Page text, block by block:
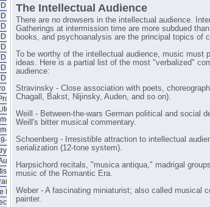
ETC
ETC
ETC
ETC
ETC
ETC
ETC
ETC
Profile 1
Profile 2
01-c
Notes
1959
Index
systems
Decibel-Fact
und Patente
The Intellectual Audience
There are no drowsers in the intellectual audience.
Gatherings at intermission time are more subdued
books, and psychoanalysis are the principal topics of
To be worthy of the intellectual audience, music
ideas. Here is a partial list of the most "verbalized"
audience:
Stravinsky - Close association with poets,
Chagall, Bakst, Nijinsky, Auden, and so on).
Weill - Between-the-wars German political and social
Weill's bitter musical commentary.
Schoenberg - Irresistible attraction to intellectual
serialization (12-tone system).
Harpsichord recitals, "musica antiqua," madrigal
music of the Romantic Era.
Weber - A fascinating miniaturist; also called musical
painter.